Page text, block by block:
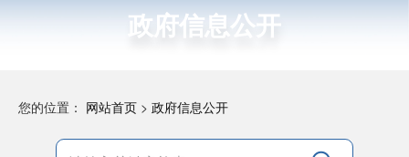
政府信息公开
您的位置： 网站首页 > 政府信息公开